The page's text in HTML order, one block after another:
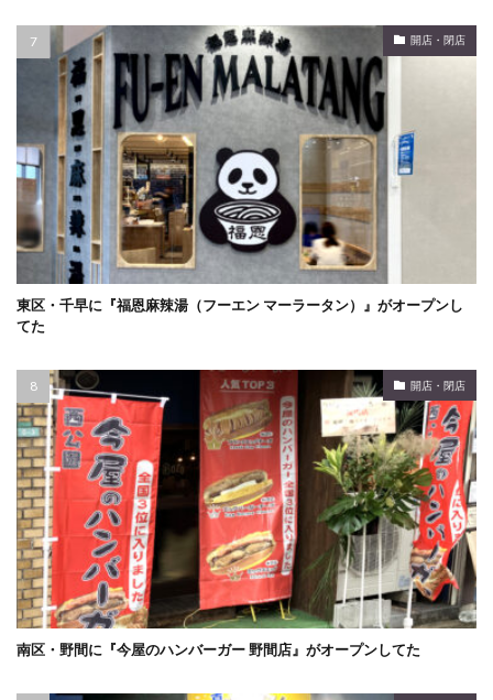
開店・閉店
東区・千早に『福恩麻辣湯（フーエン マーラータン）』がオープンし
てた
開店・閉店
南区・野間に『今屋のハンバーガー 野間店』がオープンしてた